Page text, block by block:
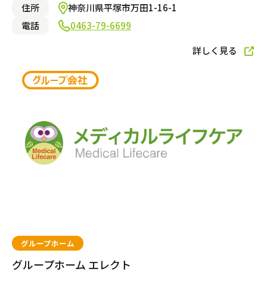
住所
神奈川県平塚市万田1-16-1
電話
0463-79-6699
詳しく見る
グループホーム
グループホーム エレクト